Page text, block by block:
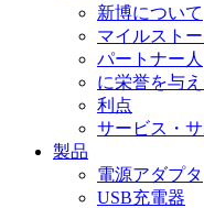
新博について
マイルスト
パートナー人
に栄誉を与
利点
サービス・サ
製品
電源アダプタ
USB充電器